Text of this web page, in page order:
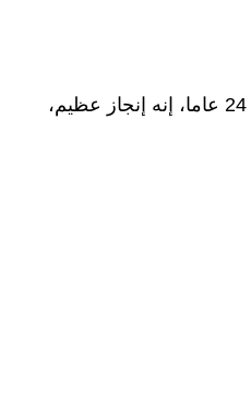
وختم تصريحاته بالقول: "يجب أن يدرك الناس أننا تأهلنا لكأس العالم بعد غياب 24 عاما، إنه إنجاز عظيم،